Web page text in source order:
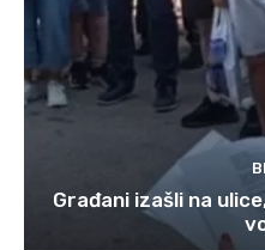
Građani izašli na